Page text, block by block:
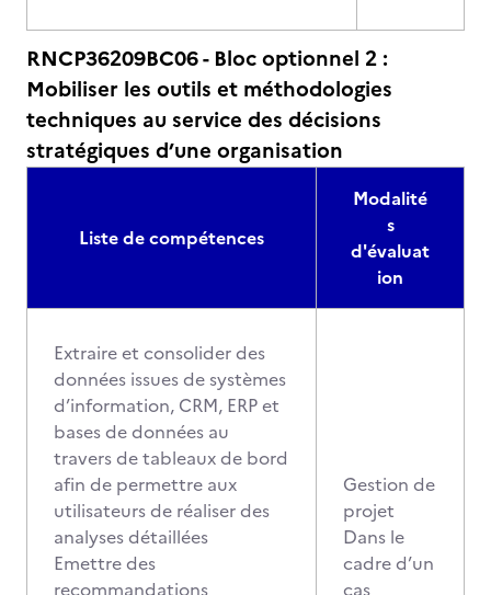
RNCP36209BC06 - Bloc optionnel 2 :
Mobiliser les outils et méthodologies
techniques au service des décisions
stratégiques d’une organisation
Liste de compétences
Modalité
s
d'évaluat
ion
Extraire et consolider des
données issues de systèmes
d’information, CRM, ERP et
bases de données au
travers de tableaux de bord
afin de permettre aux
utilisateurs de réaliser des
analyses détaillées
Emettre des
recommandations
Gestion de
projet
Dans le
cadre d’un
cas